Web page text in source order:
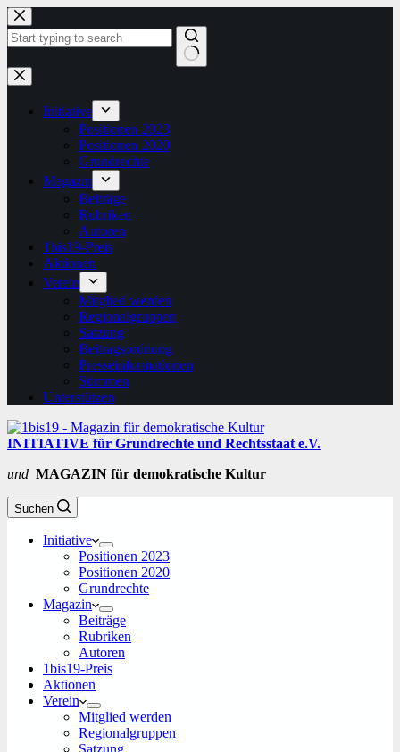
Zum
Inhalt
springen
Keine
Ergebnisse
Initiative
Positionen 2023
Positionen 2020
Grundrechte
Magazin
Beiträge
Rubriken
Autoren
1bis19-Preis
Aktionen
Verein
Mitglied werden
Regionalgruppen
Satzung
Beitragsordnung
Presseinformationen
Stimmen
Unterstützen
INITIATIVE für Grundrechte und Rechtsstaat e.V.
und MAGAZIN für demokratische Kultur
Suchen
Initiative
Positionen 2023
Positionen 2020
Grundrechte
Magazin
Beiträge
Rubriken
Autoren
1bis19-Preis
Aktionen
Verein
Mitglied werden
Regionalgruppen
Satzung